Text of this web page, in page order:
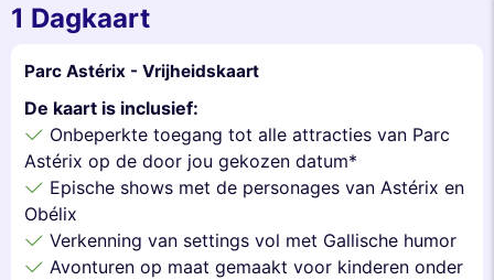
1 Dagkaart
Parc Astérix - Vrijheidskaart
De kaart is inclusief:
Onbeperkte toegang tot alle attracties van Parc
Astérix op de door jou gekozen datum*
Epische shows met de personages van Astérix en
Obélix
Verkenning van settings vol met Gallische humor
Avonturen op maat gemaakt voor kinderen onder